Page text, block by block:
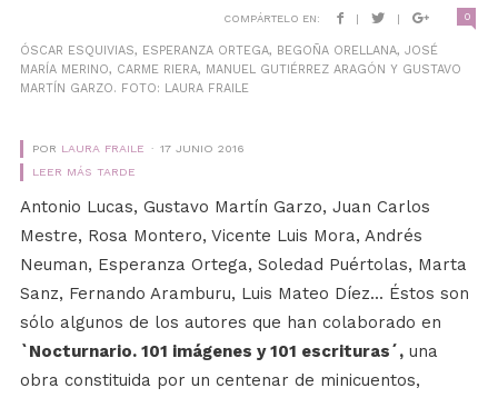
COMPÁRTELO EN: | | 0
ÓSCAR ESQUIVIAS, ESPERANZA ORTEGA, BEGOÑA ORELLANA, JOSÉ
MARÍA MERINO, CARME RIERA, MANUEL GUTIÉRREZ ARAGÓN Y GUSTAVO
MARTÍN GARZO. FOTO: LAURA FRAILE
POR LAURA FRAILE
17 JUNIO 2016
LEER MÁS TARDE
Antonio Lucas, Gustavo Martín Garzo, Juan Carlos
Mestre, Rosa Montero, Vicente Luis Mora, Andrés
Neuman, Esperanza Ortega, Soledad Puértolas, Marta
Sanz, Fernando Aramburu, Luis Mateo Díez... Éstos son
sólo algunos de los autores que han colaborado en
`Nocturnario. 101 imágenes y 101 escrituras´,una
obra constituida por un centenar de minicuentos,